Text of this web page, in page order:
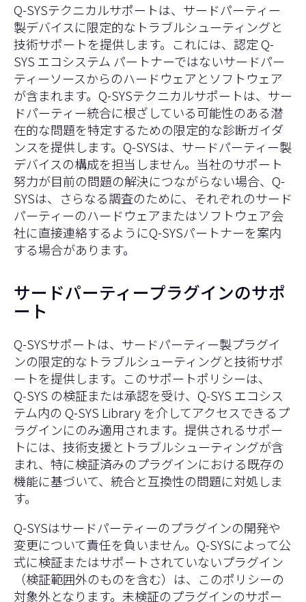
Q-SYSテクニカルサポートは、サードパーティー
製デバイスに限定的なトラブルシューティングと
技術サポートを提供します。これには、認定 Q-
SYS エコシステム パートナーではないサードパー
ティーソースからのハードウェアとソフトウェア
が含まれます。Q-SYSテクニカルサポートは、サー
ドパーティー統合に根ざしている可能性のある潜
在的な問題を特定するための限定的な診断ガイダ
ンスを提供します。Q-SYSは、サードパーティー製
デバイスの構成を担当しません。当社のサポート
努力が目前の問題の解決につながらない場合、Q-
SYSは、さらなる調査のために、それぞれのサード
パーティーのハードウェアまたはソフトウェア会
社に直接連絡するようにQ-SYSパートナーを案内
する場合があります。
サードパーティープラグインのサポ
ート
Q-SYSサポートは、サードパーティー製プラグイ
ンの限定的なトラブルシューティングと技術サポ
ートを提供します。このサポートポリシーは、
Q‑SYS の検証または承認を受け、Q‑SYS エコシス
テム内の Q-SYS Library を介してアクセスできるプ
ラグインにのみ適用されます。提供されるサポー
トには、技術支援とトラブルシューティングが含
まれ、特に検証済みのプラグインにおける既存の
機能に基づいて、統合と互換性の問題に対処しま
す。
Q-SYSはサードパーティーのプラグインの開発や
変更について責任を負いません。Q-SYSによって公
式に検証またはサポートされていないプラグイン
（検証範囲外のものを含む）は、このポリシーの
対象外となります。未検証のプラグインのサポー